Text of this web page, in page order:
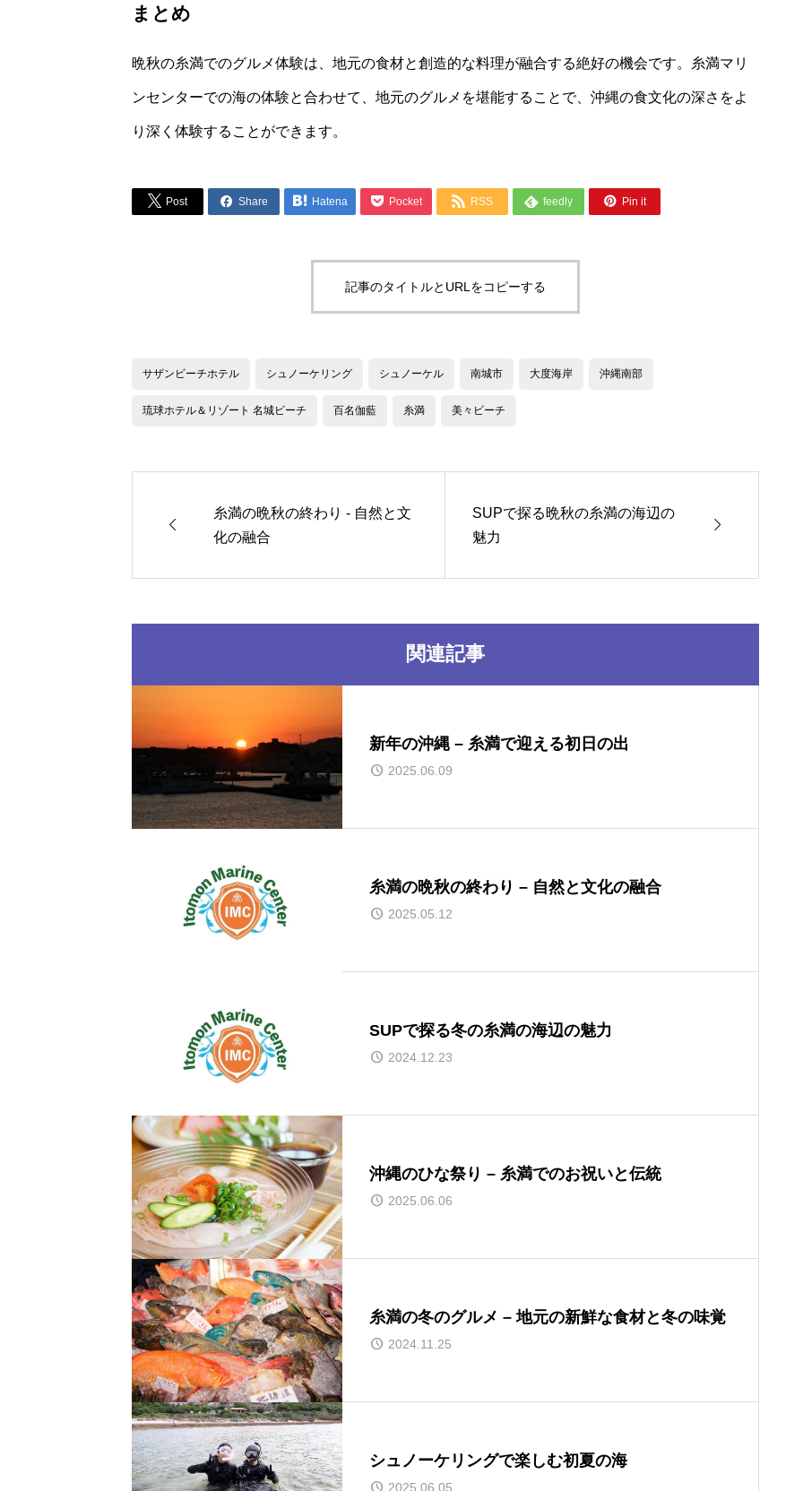
まとめ
晩秋の糸満でのグルメ体験は、地元の食材と創造的な料理が融合する絶好の機会です。糸満マリ
ンセンターでの海の体験と合わせて、地元のグルメを堪能することで、沖縄の食文化の深さをよ
り深く体験することができます。
 Post  Share  Hatena  Pocket  RSS  feedly  Pin it
記事のタイトルとURLをコピーする
サザンビーチホテル シュノーケリング シュノーケル 南城市 大度海岸 沖縄南部
琉球ホテル＆リゾート 名城ビーチ 百名伽藍 糸満 美々ビーチ

糸満の晩秋の終わり - 自然と文
化の融合
SUPで探る晩秋の糸満の海辺の
魅力

関連記事
新年の沖縄 – 糸満で迎える初日の出
2025.06.09
糸満の晩秋の終わり – 自然と文化の融合
2025.05.12
SUPで探る冬の糸満の海辺の魅力
2024.12.23
沖縄のひな祭り – 糸満でのお祝いと伝統
2025.06.06
糸満の冬のグルメ – 地元の新鮮な食材と冬の味覚
2024.11.25
シュノーケリングで楽しむ初夏の海
2025.06.05